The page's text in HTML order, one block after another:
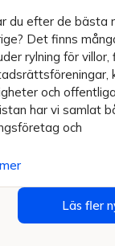
du efter de bästa
Det finns
rylning för villor,
och
har vi samlat
och
Läs fler